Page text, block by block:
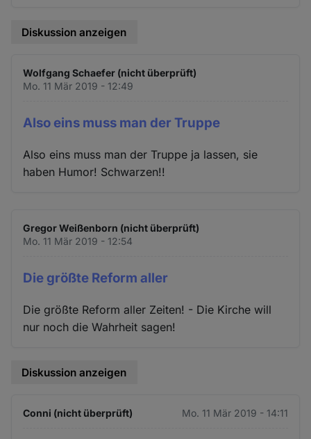
Diskussion anzeigen
Wolfgang Schaefer (nicht überprüft)
Mo. 11 Mär 2019 - 12:49
Also eins muss man der Truppe
Also eins muss man der Truppe ja lassen, sie
haben Humor! Schwarzen!!
Gregor Weißenborn (nicht überprüft)
Mo. 11 Mär 2019 - 12:54
Die größte Reform aller
Die größte Reform aller Zeiten! - Die Kirche will
nur noch die Wahrheit sagen!
Diskussion anzeigen
Conni (nicht überprüft) Mo. 11 Mär 2019 - 14:11